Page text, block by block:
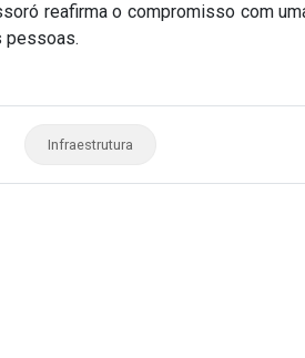
reafirma o compromisso com
pessoas.
Infraestrutura